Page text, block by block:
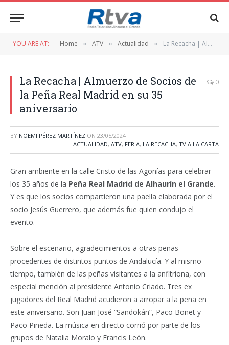
YOU ARE AT: Home » ATV » Actualidad » La Recacha | Almuerzo de Socios de la Peña Real Madrid en su 35 aniversario
La Recacha | Almuerzo de Socios de
la Peña Real Madrid en su 35
aniversario
0
BY NOEMI PÉREZ MARTÍNEZ ON 23/05/2024
ACTUALIDAD, ATV, FERIA, LA RECACHA, TV A LA CARTA
Gran ambiente en la calle Cristo de las Agonías para celebrar
los 35 años de la Peña Real Madrid de Alhaurín el Grande.
Y es que los socios compartieron una paella elaborada por el
socio Jesús Guerrero, que además fue quien condujo el
evento.
Sobre el escenario, agradecimientos a otras peñas
procedentes de distintos puntos de Andalucía. Y al mismo
tiempo, también de las peñas visitantes a la anfitriona, con
especial mención al presidente Antonio Criado. Tres ex
jugadores del Real Madrid acudieron a arropar a la peña en
este aniversario. Son Juan José “Sandokán”, Paco Bonet y
Paco Pineda. La música en directo corrió por parte de los
grupos de Natalia Moralo y Francis León.